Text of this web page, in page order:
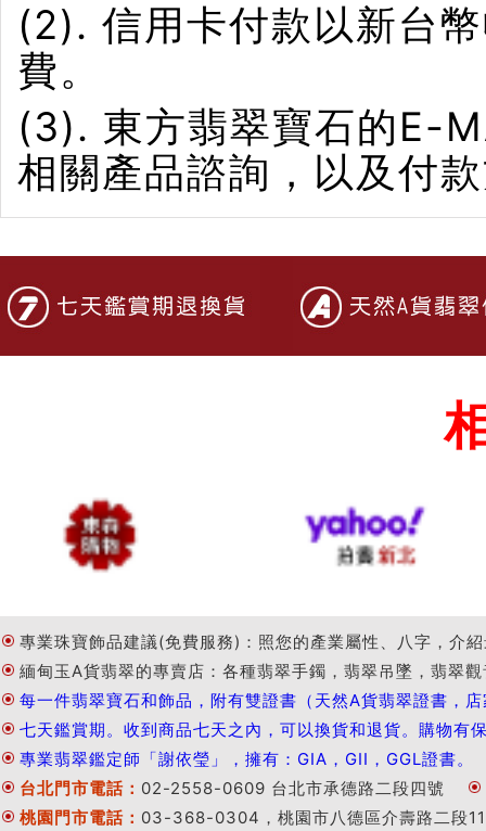
(2). 信用卡付款以新台
費。
(3). 東方翡翠寶石的E-
相關產品諮詢，以及付
專業珠寶飾品建議(免費服務)：照您的產業屬性、八字，介
緬甸玉A貨翡翠的專賣店：各種翡翠手鐲，翡翠吊墜，翡翠
每一件翡翠寶石和飾品，附有雙證書（天然A貨翡翠證書
七天鑑賞期。收到商品七天之內，可以換貨和退貨。購物有
專業翡翠鑑定師「謝依瑩」，擁有：GIA，GII，GGL證書。
台北門市電話： 02-2558-0609 台北市承德路二段四號
桃園門市電話： 03-368-0304，桃園市八德區介壽路二段